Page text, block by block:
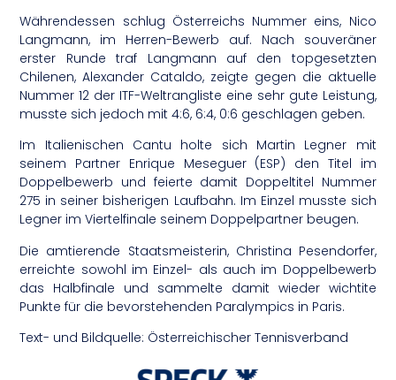
Währendessen schlug Österreichs Nummer eins, Nico
Langmann, im Herren-Bewerb auf. Nach souveräner
erster Runde traf Langmann auf den topgesetzten
Chilenen, Alexander Cataldo, zeigte gegen die aktuelle
Nummer 12 der ITF-Weltrangliste eine sehr gute Leistung,
musste sich jedoch mit 4:6, 6:4, 0:6 geschlagen geben.
Im Italienischen Cantu holte sich Martin Legner mit
seinem Partner Enrique Meseguer (ESP) den Titel im
Doppelbewerb und feierte damit Doppeltitel Nummer
275 in seiner bisherigen Laufbahn. Im Einzel musste sich
Legner im Viertelfinale seinem Doppelpartner beugen.
Die amtierende Staatsmeisterin, Christina Pesendorfer,
erreichte sowohl im Einzel- als auch im Doppelbewerb
das Halbfinale und sammelte damit wieder wichtite
Punkte für die bevorstehenden Paralympics in Paris.
Text- und Bildquelle: Österreichischer Tennisverband